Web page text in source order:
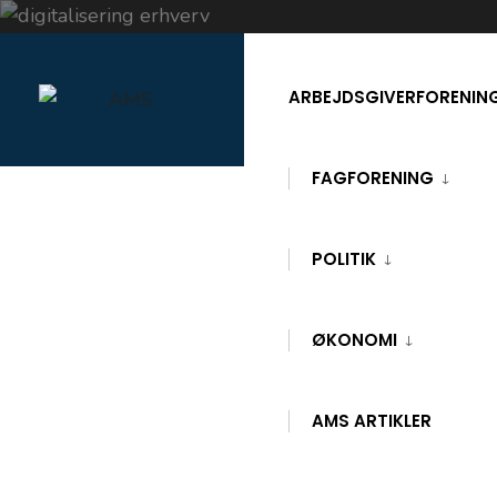
FAGFORENING
POLITIK
ØKONOMI
AMS ARTIKLER
DIGITALISERING OG FREMTIDENS
Digitalisering